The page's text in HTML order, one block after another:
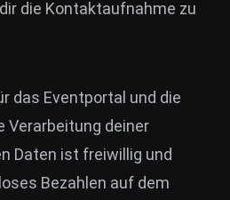
die Kontaktaufnahme zu
das Eventportal und die
Verarbeitung deiner
Daten ist freiwillig und
Bezahlen auf dem